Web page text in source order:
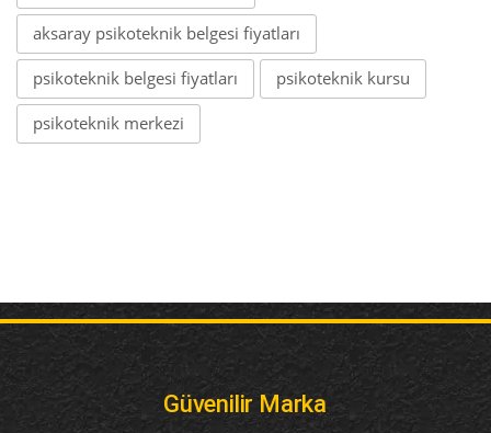
aksaray psikoteknik belgesi fiyatları
psikoteknik belgesi fiyatları psikoteknik kursu
psikoteknik merkezi
Güvenilir Marka